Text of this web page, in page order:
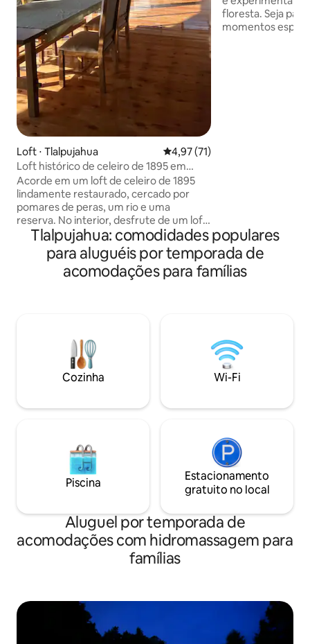
Loft ⋅ Tlalpujahua 4,97 de uma avaliação média
4,97 (71)
Loft histórico de celeiro de 1895 em
fazenda, rio e trilhas
Acorde em um loft de celeiro de 1895
lindamente restaurado, cercado por
pomares de peras, um rio e uma
reserva. No interior, desfrute de um loft
espaçoso com charme rústico, conforto
moderno e vistas panorâmicas, perfeito
para estadias longas ou curtas. Explore
28 hectares de pomares, trilhas na mata
ornamentos de Natal artesanais, este
retiro é perfeito para se desconectar da
cidade e se reconectar com a natureza e
consigo mesmo.
floresta. Seja
momentos
Tlalpujahua: comodidades populares
para aluguéis por temporada de
acomodações para famílias
Cozinha Wi-Fi
Piscina
Estacionamento
gratuito no local
Aluguel por temporada de
acomodações com hidromassagem para
famílias